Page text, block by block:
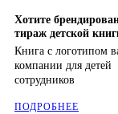
Хотите
тираж детской
Книга с логотипом
компании для детей
сотрудников
ПОДРОБНЕЕ